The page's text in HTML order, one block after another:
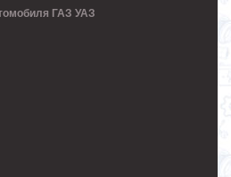
ГАЗ УАЗ